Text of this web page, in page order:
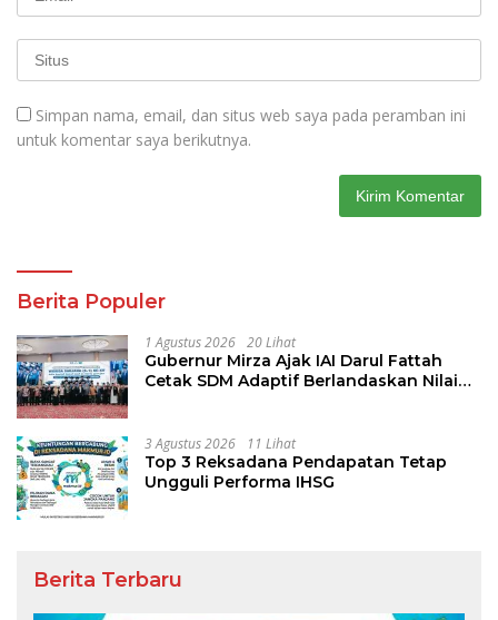
Simpan nama, email, dan situs web saya pada peramban ini
untuk komentar saya berikutnya.
Berita Populer
1 Agustus 2026 20 Lihat
Gubernur Mirza Ajak IAI Darul Fattah
Cetak SDM Adaptif Berlandaskan Nilai
3 Agustus 2026 11 Lihat
Top 3 Reksadana Pendapatan Tetap
Ungguli Performa IHSG
Berita Terbaru